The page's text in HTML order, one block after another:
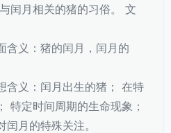
闰月相关的猪的习俗。 文
含义：猪的闰月，闰月的
含义：闰月出生的猪； 在特
特定时间周期的生命现象；
月的特殊关注。